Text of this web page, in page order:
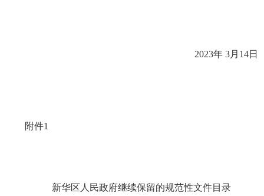
2023年 3月14日
附件1
新华区人民政府继续保留的规范性文件目录